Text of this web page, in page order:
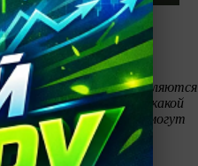
к ним не являются
Альпари не несет никакой
ущерба), которые могут